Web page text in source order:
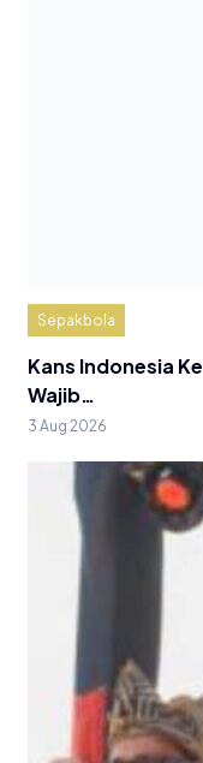
Sepakbola
Kans Indonesia
Wajib…
3 Aug 2026